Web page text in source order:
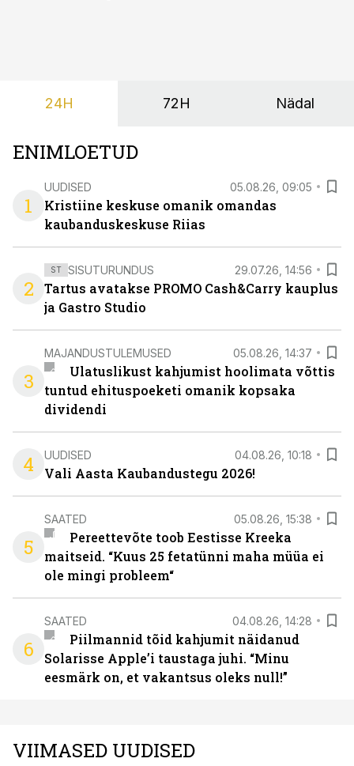
24H 72H Nädal
ENIMLOETUD
1
UUDISED 05.08.26, 09:05
Kristiine keskuse omanik omandas
kaubanduskeskuse Riias
2
ST SISUTURUNDUS 29.07.26, 14:56
Tartus avatakse PROMO Cash&Carry kauplus
ja Gastro Studio
3
MAJANDUSTULEMUSED 05.08.26, 14:37
Ulatuslikust kahjumist hoolimata võttis
tuntud ehituspoeketi omanik kopsaka
dividendi
4 UUDISED 04.08.26, 10:18
Vali Aasta Kaubandustegu 2026!
5
SAATED 05.08.26, 15:38
Pereettevõte toob Eestisse Kreeka
maitseid. “Kuus 25 fetatünni maha müüa ei
ole mingi probleem“
6
SAATED 04.08.26, 14:28
Piilmannid tõid kahjumit näidanud
Solarisse Apple’i taustaga juhi. “Minu
eesmärk on, et vakantsus oleks null!”
VIIMASED UUDISED